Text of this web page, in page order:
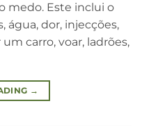
medo. Este inclui o
água, dor, injecções,
carro, voar, ladrões,
→